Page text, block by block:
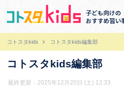
子ども向けの
おすすめ習い
コトスタkids コトスタkids編集部
コトスタkids編集部
最終更新：2025年12月20日 (土) 12:33